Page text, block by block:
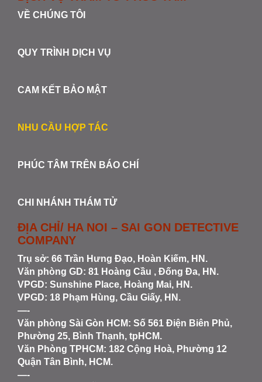
VỀ CHÚNG TÔI
QUY TRÌNH DỊCH VỤ
CAM KẾT BẢO MẬT
NHU CẦU HỢP TÁC
PHÚC TÂM TRÊN BÁO CHÍ
CHI NHÁNH THÁM TỬ
ĐỊA CHỈ/ HA NOI – SAI GON DETECTIVE
COMPANY
Trụ sở: 66 Trần Hưng Đạo, Hoàn Kiếm, HN.
Văn phòng GD: 81 Hoàng Cầu , Đống Đa, HN.
VPGD: Sunshine Place, Hoàng Mai, HN.
VPGD: 18 Phạm Hùng, Cầu Giấy, HN.
—-
Văn phòng Sài Gòn HCM: Số 561 Điện Biên Phủ,
Phường 25, Bình Thạnh, tpHCM.
Văn Phòng TPHCM: 182 Cộng Hoà, Phường 12
Quận Tân Bình, HCM.
—-